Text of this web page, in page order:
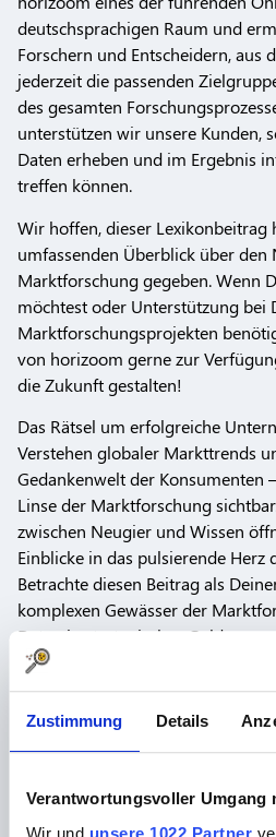
Zustimmung Details
Verantwortungsvoller Umgang
Wir und unsere 1022 Partner
deutschsprachigen Raum und
Forschern und Entscheidern, aus
jederzeit die passenden
des gesamten
unterstützen wir unsere Kunden,
Daten erheben und im Ergebnis
treffen können.
Wir hoffen, dieser Lexikonbeitrag
umfassenden Überblick über den
Marktforschung gegeben. Wenn
möchtest oder Unterstützung bei
Marktforschungsprojekten
von horizoom gerne zur
die Zukunft gestalten!
Das Rätsel um erfolgreiche
Verstehen globaler Markttrends
Gedankenwelt der Konsumenten
Linse der Marktforschung
zwischen Neugier und Wissen
Einblicke in das pulsierende Herz
Betrachte diesen Beitrag als
komplexen Gewässer der
Daten in strategisches Gold
ist eine Reise, die darauf abzielt,
Kaufentscheidungen zu
Bedürfnisse vorherzusehen und